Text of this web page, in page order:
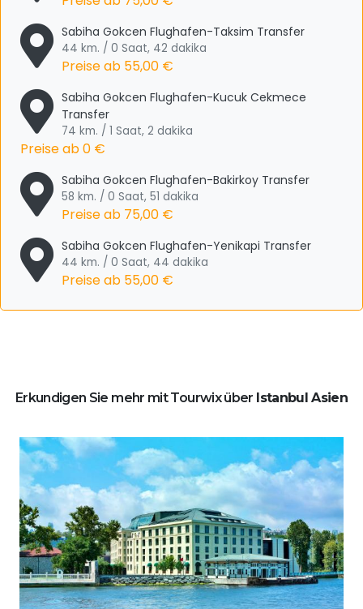
Sabiha Gokcen Flughafen-Taksim Transfer
44 km. / 0 Saat, 42 dakika
Preise ab 55,00 €
Sabiha Gokcen Flughafen-Kucuk Cekmece
Transfer
74 km. / 1 Saat, 2 dakika
Preise ab0 €
Sabiha Gokcen Flughafen-Bakirkoy Transfer
58 km. / 0 Saat, 51 dakika
Preise ab 75,00 €
Sabiha Gokcen Flughafen-Yenikapi Transfer
44 km. / 0 Saat, 44 dakika
Preise ab 55,00 €
Erkundigen Sie mehr mit Tourwix über Istanbul Asien